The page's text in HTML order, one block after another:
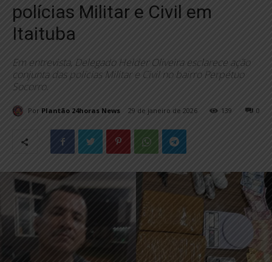
polícias Militar e Civil em
Itaituba
Em entrevista, Delegado Helder Oliveira esclarece ação
conjunta das polícias Militar e Civil no bairro Perpétuo
Socorro.
Por Plantão 24horas News 29 de janeiro de 2026 0
139